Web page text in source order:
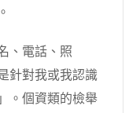
、電話、照
針對我或我認識
。個資類的檢舉